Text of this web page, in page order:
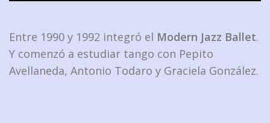
Entre 1990 y 1992 integró el Modern Jazz Ballet.
Y comenzó a estudiar tango con Pepito
Avellaneda, Antonio Todaro y Graciela González.